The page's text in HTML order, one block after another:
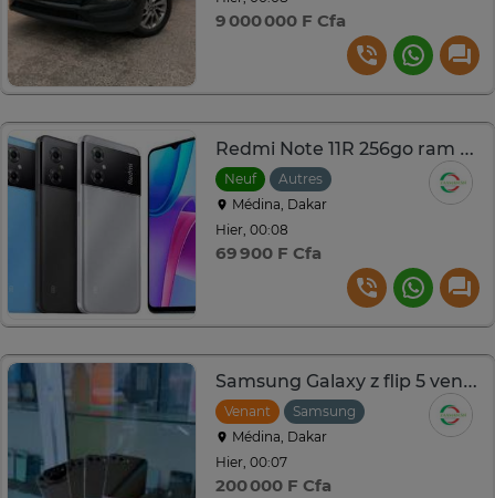
9 000 000 F Cfa
Redmi Note 11R 256go ram 8go dual sim 13MP 5g
Neuf
Autres
Médina, Dakar
Hier, 00:08
69 900 F Cfa
Samsung Galaxy z flip 5 venant 256go ram 8go 5g
Venant
Samsung
Médina, Dakar
Hier, 00:07
200 000 F Cfa